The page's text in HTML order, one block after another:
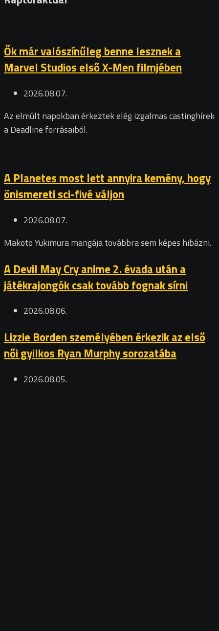
Ők már valószínűleg benne lesznek a
Marvel Studios első X-Men filmjében
2026.08.07.
Az elmúlt napokban érkeztek elég izgalmas castinghírek
a Deadline forrásaiból.
A Planetes most lett annyira kemény, hogy
önismereti sci-fivé váljon
2026.08.07.
Makoto Yukimura mangája továbbra sem képes hibázni.
A Devil May Cry anime 2. évada után a
játékrajongók csak tovább fognak sírni
2026.08.06.
Lizzie Borden személyében érkezik az első
női gyilkos Ryan Murphy sorozatába
2026.08.05.